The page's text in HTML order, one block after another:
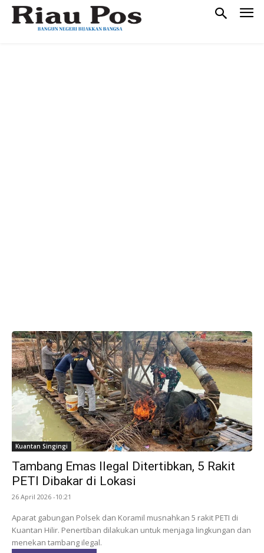
Kuantan Singingi
Tambang Emas Ilegal Ditertibkan, 5 Rakit
PETI Dibakar di Lokasi
26 April 2026 -10:21
Aparat gabungan Polsek dan Koramil musnahkan 5 rakit PETI di
Kuantan Hilir. Penertiban dilakukan untuk menjaga lingkungan dan
menekan tambang ilegal.